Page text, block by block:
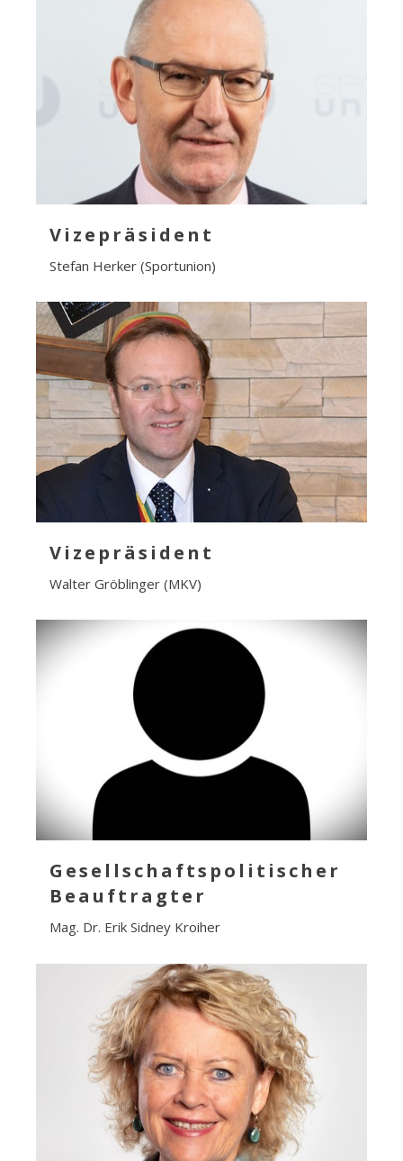
Vizepräsident
Stefan Herker (Sportunion)
Vizepräsident
Walter Gröblinger (MKV)
Gesellschaftspolitischer
Beauftragter
Mag. Dr. Erik Sidney Kroiher